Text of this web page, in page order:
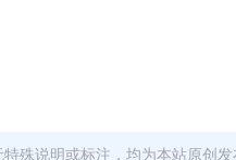
殊说明或标注，均为本站原创